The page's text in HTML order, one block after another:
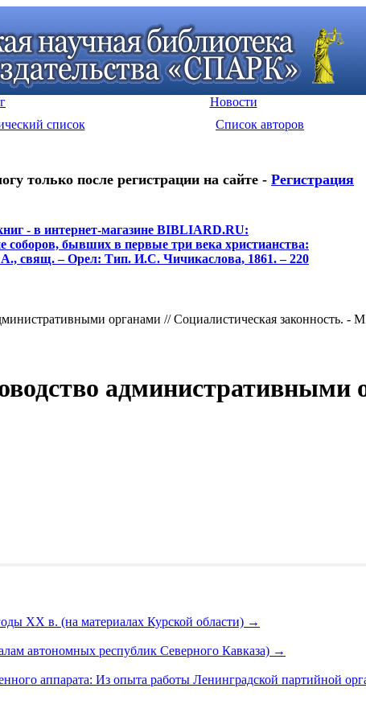
Новости
список Список авторов
только после регистрации на сайте - Регистрация
- в интернет-магазине BIBLIARD.RU:
соборов, бывших в первые три века христианства:
свящ. – Орел: Тип. И.С. Чичикаслова, 1861. – 220
органами // Социалистическая законность. -
административными
XX в. (на материалах Курской области) →
автономных республик Северного Кавказа) →
аппарата: Из опыта работы Ленинградской партийной